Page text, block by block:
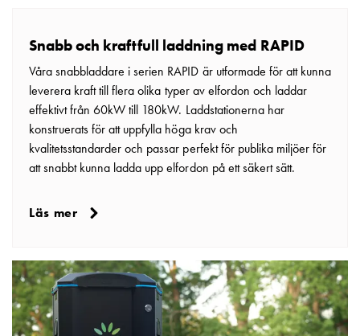
Snabb och kraftfull laddning med RAPID
Våra snabbladdare i serien RAPID är utformade för att kunna
leverera kraft till flera olika typer av elfordon och laddar
effektivt från 60kW till 180kW. Laddstationerna har
konstruerats för att uppfylla höga krav och
kvalitetsstandarder och passar perfekt för publika miljöer för
att snabbt kunna ladda upp elfordon på ett säkert sätt.
Läs mer